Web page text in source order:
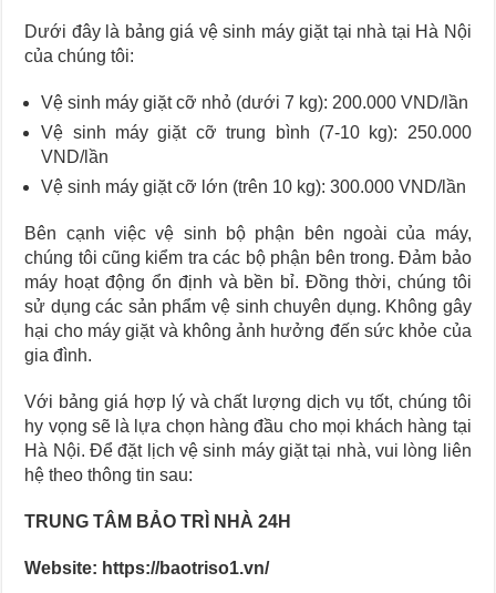
Dưới đây là bảng giá vệ sinh máy giặt tại nhà tại Hà Nội
của chúng tôi:
Vệ sinh máy giặt cỡ nhỏ (dưới 7 kg): 200.000 VND/lần
Vệ sinh máy giặt cỡ trung bình (7-10 kg): 250.000
VND/lần
Vệ sinh máy giặt cỡ lớn (trên 10 kg): 300.000 VND/lần
Bên cạnh việc vệ sinh bộ phận bên ngoài của máy,
chúng tôi cũng kiểm tra các bộ phận bên trong. Đảm bảo
máy hoạt động ổn định và bền bỉ. Đồng thời, chúng tôi
sử dụng các sản phẩm vệ sinh chuyên dụng. Không gây
hại cho máy giặt và không ảnh hưởng đến sức khỏe của
gia đình.
Với bảng giá hợp lý và chất lượng dịch vụ tốt, chúng tôi
hy vọng sẽ là lựa chọn hàng đầu cho mọi khách hàng tại
Hà Nội. Để đặt lịch vệ sinh máy giặt tại nhà, vui lòng liên
hệ theo thông tin sau:
TRUNG TÂM BẢO TRÌ NHÀ 24H
Website: https://baotriso1.vn/